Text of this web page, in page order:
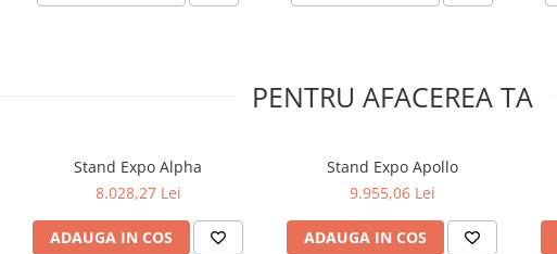
PENTRU AFACEREA TA
Stand Expo Alpha
8.028,27 Lei
ADAUGA IN COS
Stand Expo Apollo
9.955,06 Lei
ADAUGA IN COS